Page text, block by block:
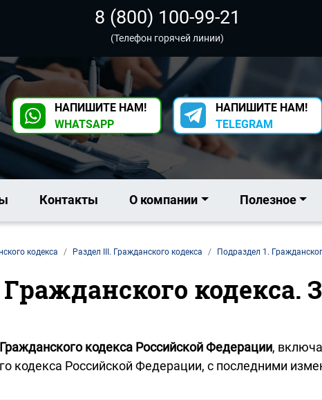
8 (800) 100-99-21
(Телефон горячей линии)
НАПИШИТЕ НАМ!
WHATSAPP
НАПИШИТЕ НАМ!
TELEGRAM
Контакты О компании Полезное
кодекса Раздел III. Гражданского кодекса Подраздел 1.
Гражданского кодекса.
Гражданского кодекса Российской Федерации,
кодекса Российской Федерации, с последними